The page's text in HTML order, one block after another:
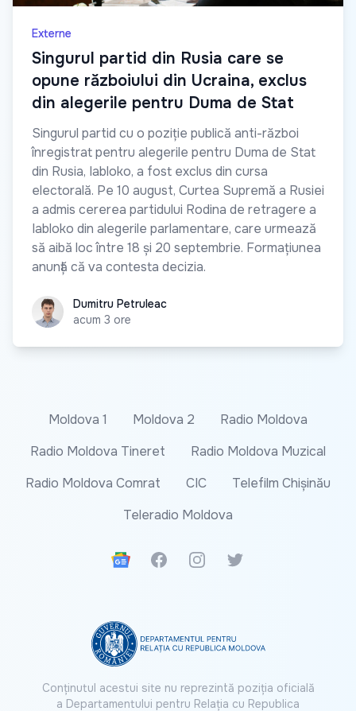
Externe
Singurul partid din Rusia care se
opune războiului din Ucraina, exclus
din alegerile pentru Duma de Stat
Singurul partid cu o poziție publică anti-război
înregistrat pentru alegerile pentru Duma de Stat
din Rusia, Iabloko, a fost exclus din cursa
electorală. Pe 10 august, Curtea Supremă a Rusiei
a admis cererea partidului Rodina de retragere a
Iabloko din alegerile parlamentare, care urmează
să aibă loc între 18 și 20 septembrie. Formațiunea
anunță că va contesta decizia.
Dumitru Petruleac
Dumitru Petruleac
acum 3 ore
Moldova 1 Moldova 2
Radio Moldova
Radio Moldova Tineret
Radio Moldova Muzical
Radio Moldova Comrat
CIC
Telefilm Chișinău
Teleradio Moldova
Google News
FacebookInstagramTwitter
Conținutul acestui site nu reprezintă poziția oficială
a Departamentului pentru Relația cu Republica